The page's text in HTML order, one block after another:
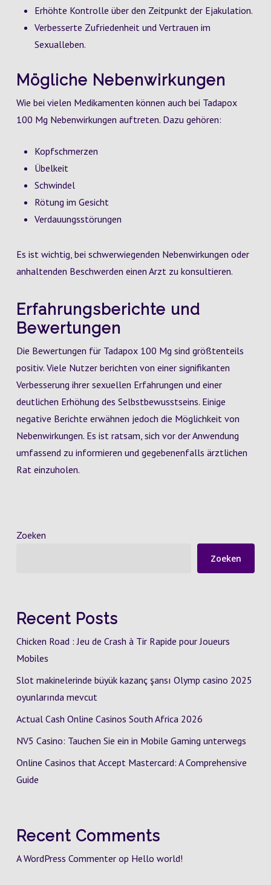
Erhöhte Kontrolle über den Zeitpunkt der Ejakulation.
Verbesserte Zufriedenheit und Vertrauen im
Sexualleben.
Mögliche Nebenwirkungen
Wie bei vielen Medikamenten können auch bei Tadapox
100 Mg Nebenwirkungen auftreten. Dazu gehören:
Kopfschmerzen
Übelkeit
Schwindel
Rötung im Gesicht
Verdauungsstörungen
Es ist wichtig, bei schwerwiegenden Nebenwirkungen oder
anhaltenden Beschwerden einen Arzt zu konsultieren.
Erfahrungsberichte und
Bewertungen
Die Bewertungen für Tadapox 100 Mg sind größtenteils
positiv. Viele Nutzer berichten von einer signifikanten
Verbesserung ihrer sexuellen Erfahrungen und einer
deutlichen Erhöhung des Selbstbewusstseins. Einige
negative Berichte erwähnen jedoch die Möglichkeit von
Nebenwirkungen. Es ist ratsam, sich vor der Anwendung
umfassend zu informieren und gegebenenfalls ärztlichen
Rat einzuholen.
Zoeken
Zoeken
Recent Posts
Chicken Road : Jeu de Crash à Tir Rapide pour Joueurs
Mobiles
Slot makinelerinde büyük kazanç şansı Olymp casino 2025
oyunlarında mevcut
Actual Cash Online Casinos South Africa 2026
NV5 Casino: Tauchen Sie ein in Mobile Gaming unterwegs
Online Casinos that Accept Mastercard: A Comprehensive
Guide
Recent Comments
A WordPress Commenterop Hello world!